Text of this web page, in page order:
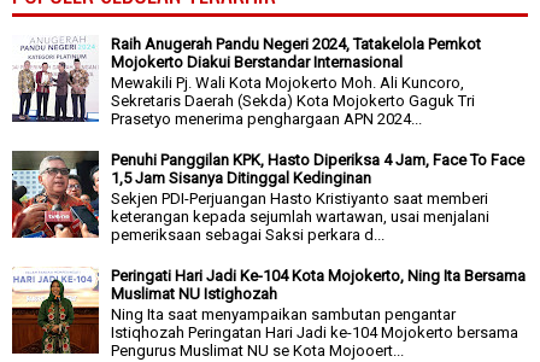
Raih Anugerah Pandu Negeri 2024, Tatakelola Pemkot
Mojokerto Diakui Berstandar Internasional
Mewakili Pj. Wali Kota Mojokerto Moh. Ali Kuncoro,
Sekretaris Daerah (Sekda) Kota Mojokerto Gaguk Tri
Prasetyo menerima penghargaan APN 2024...
Penuhi Panggilan KPK, Hasto Diperiksa 4 Jam, Face To Face
1,5 Jam Sisanya Ditinggal Kedinginan
Sekjen PDI-Perjuangan Hasto Kristiyanto saat memberi
keterangan kepada sejumlah wartawan, usai menjalani
pemeriksaan sebagai Saksi perkara d...
Peringati Hari Jadi Ke-104 Kota Mojokerto, Ning Ita Bersama
Muslimat NU Istighozah
Ning Ita saat menyampaikan sambutan pengantar
Istiqhozah Peringatan Hari Jadi ke-104 Mojokerto bersama
Pengurus Muslimat NU se Kota Mojooert...